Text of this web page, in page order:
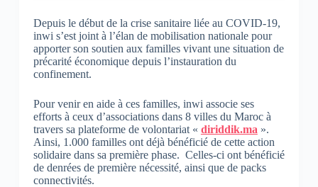
Depuis le début de la crise sanitaire liée au COVID-19,
inwi s’est joint à l’élan de mobilisation nationale pour
apporter son soutien aux familles vivant une situation de
précarité économique depuis l’instauration du
confinement.
Pour venir en aide à ces familles, inwi associe ses
efforts à ceux d’associations dans 8 villes du Maroc à
travers sa plateforme de volontariat « diriddik.ma ».
Ainsi, 1.000 familles ont déjà bénéficié de cette action
solidaire dans sa première phase. Celles-ci ont bénéficié
de denrées de première nécessité, ainsi que de packs
connectivités.